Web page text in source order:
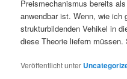
Preismechanismus bereits
anwendbar ist. Wenn, wie ich
strukturbildenden Vehikel in
diese Theorie liefern müssen.
Veröffentlicht unter